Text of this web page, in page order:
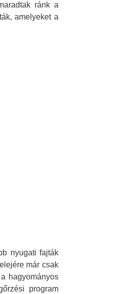
ránk a
amelyeket a
nyugati fajták
már csak
hagyományos
program